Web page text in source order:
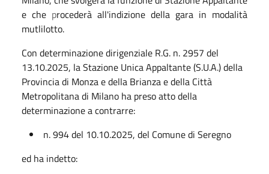
e che procederà all'indizione della gara in modalità
mutlilotto.
Con determinazione dirigenziale R.G. n. 2957 del
13.10.2025, la Stazione Unica Appaltante (S.U.A.) della
Provincia di Monza e della Brianza e della Città
Metropolitana di Milano ha preso atto della
determinazione a contrarre:
n. 994 del 10.10.2025, del Comune di Seregno
ed ha indetto: